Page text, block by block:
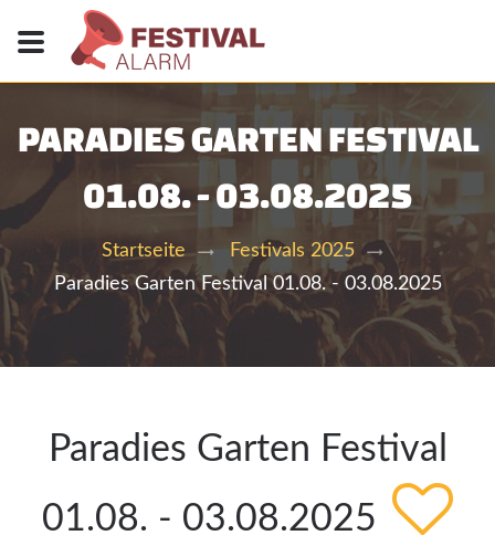
PARADIES GARTEN FESTIVAL
01.08. - 03.08.2025
Startseite
Festivals 2025
Paradies Garten Festival 01.08. - 03.08.2025
Paradies Garten Festival
01.08. - 03.08.2025